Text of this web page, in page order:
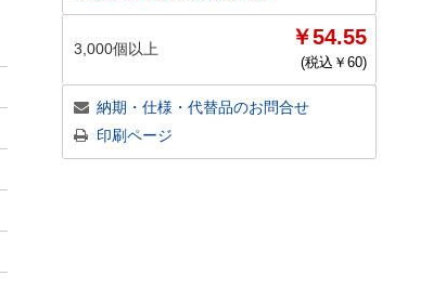
3,000個以上 ￥54.55
(税込￥ 60)
納期・仕様・代替品のお問合せ
印刷ページ